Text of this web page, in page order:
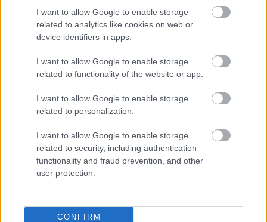
I want to allow Google to enable storage
related to analytics like cookies on web or
device identifiers in apps.
I want to allow Google to enable storage
related to functionality of the website or app.
I want to allow Google to enable storage
related to personalization.
I want to allow Google to enable storage
related to security, including authentication
functionality and fraud prevention, and other
user protection.
CONFIRM
Unifying the Sciences of Chaos: A First-Principles
Validation of the S·I·C·T Framework
Miért Vált Gyakorlati Otthoni
Szolgáltatássá a Helyszíni
Kárpittisztítás
Fűtésszerelés Péter •2026. május 27.
A mai rohanó budapesti és pest megyei életvitelben
fenntartása a családok számára. ...